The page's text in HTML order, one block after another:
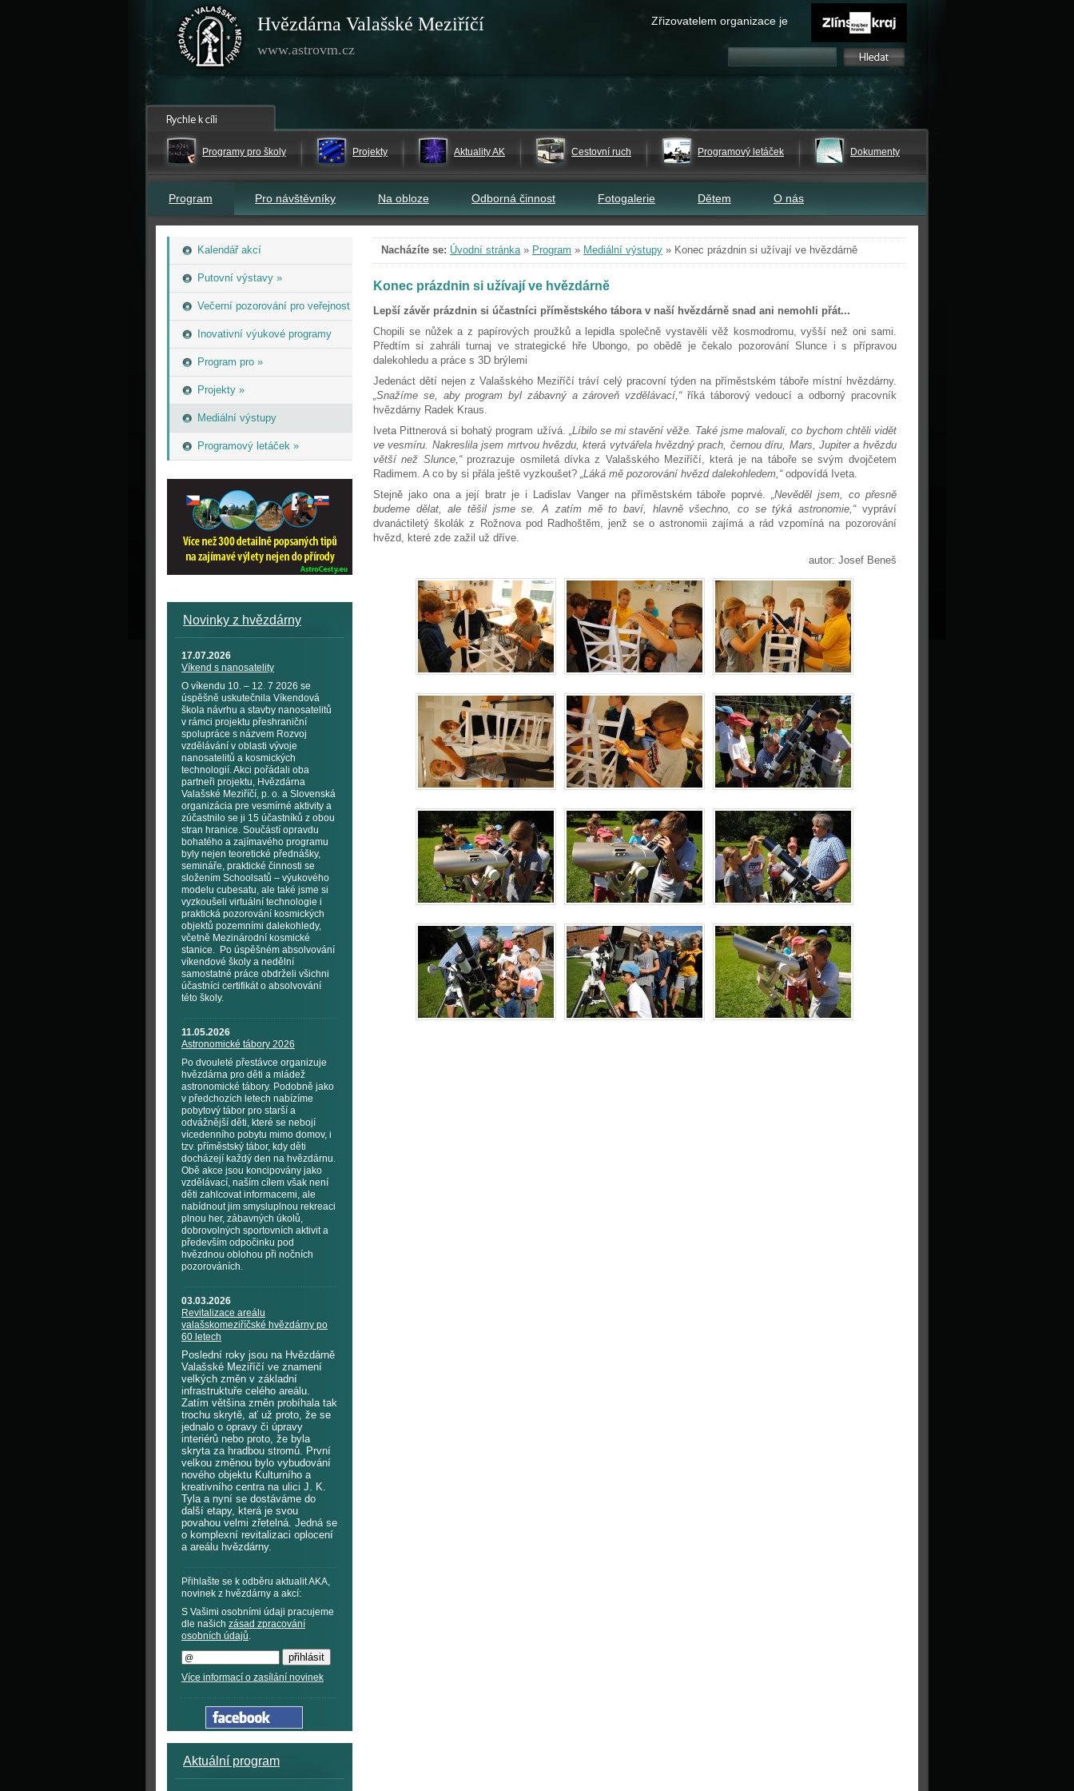
Hvězdárna Valašské Meziříčí
www.astrovm.cz
Zřizovatelem organizace je
Programy pro školy Projekty Aktuality AK Cestovní ruch Programový letáček Dokumenty
Program Pro návštěvníky Na obloze Odborná činnost Fotogalerie Dětem O nás
Kalendář akcí
Putovní výstavy »
Večerní pozorování pro veřejnost
Inovativní výukové programy
Program pro »
Projekty »
Mediální výstupy
Programový letáček »
Novinky z hvězdárny
17.07.2026
Víkend s nanosatelity
O víkendu 10. – 12. 7 2026 se
úspěšně uskutečnila Víkendová
škola návrhu a stavby nanosatelitů
v rámci projektu přeshraniční
spolupráce s názvem Rozvoj
vzdělávání v oblasti vývoje
nanosatelitů a kosmických
technologií. Akci pořádali oba
partneři projektu, Hvězdárna
Valašské Meziříčí, p. o. a Slovenská
organizácia pre vesmírné aktivity a
zúčastnilo se ji 15 účastníků z obou
stran hranice. Součástí opravdu
bohatého a zajímavého programu
byly nejen teoretické přednášky,
semináře, praktické činnosti se
složením Schoolsatů – výukového
modelu cubesatu, ale také jsme si
vyzkoušeli virtuální technologie i
praktická pozorování kosmických
objektů pozemními dalekohledy,
včetně Mezinárodní kosmické
stanice. Po úspěšném absolvování
víkendové školy a nedělní
samostatné práce obdrželi všichni
účastníci certifikát o absolvování
této školy.
11.05.2026
Astronomické tábory 2026
Po dvouleté přestávce organizuje
hvězdárna pro děti a mládež
astronomické tábory. Podobně jako
v předchozích letech nabízíme
pobytový tábor pro starší a
odvážnější děti, které se nebojí
vícedenního pobytu mimo domov, i
tzv. příměstský tábor, kdy děti
docházejí každý den na hvězdárnu.
Obě akce jsou koncipovány jako
vzdělávací, naším cílem však není
děti zahlcovat informacemi, ale
nabídnout jim smysluplnou rekreaci
plnou her, zábavných úkolů,
dobrovolných sportovních aktivit a
především odpočinku pod
hvězdnou oblohou při nočních
pozorováních.
03.03.2026
Revitalizace areálu
valašskomeziříčské hvězdárny po
60 letech
Poslední roky jsou na Hvězdárně
Valašské Meziříčí ve znamení
velkých změn v základní
infrastruktuře celého areálu.
Zatím většina změn probíhala tak
trochu skrytě, ať už proto, že se
jednalo o opravy či úpravy
interiérů nebo proto, že byla
skryta za hradbou stromů. První
velkou změnou bylo vybudování
nového objektu Kulturního a
kreativního centra na ulici J. K.
Tyla a nyní se dostáváme do
další etapy, která je svou
povahou velmi zřetelná. Jedná se
o komplexní revitalizaci oplocení
a areálu hvězdárny.
Přihlašte se k odběru aktualit AKA,
novinek z hvězdárny a akcí:
S Vašimi osobními údaji pracujeme
dle našich zásad zpracování
osobních údajů.
Více informací o zasílání novinek
Aktuální program
Nacházíte se: Úvodní stránka» Program » Mediální výstupy » Konec prázdnin si užívají ve hvězdárně
Konec prázdnin si užívají ve hvězdárně
Lepší závěr prázdnin si účastníci příměstského tábora v naší hvězdárně snad ani nemohli přát...
Chopili se nůžek a z papírových proužků a lepidla společně vystavěli věž kosmodromu, vyšší než oni sami.
Předtím si zahráli turnaj ve strategické hře Ubongo, po obědě je čekalo pozorování Slunce i s přípravou
dalekohledu a práce s 3D brýlemi
Jedenáct dětí nejen z Valašského Meziříčí tráví celý pracovní týden na příměstském táboře místní hvězdárny.
„Snažíme se, aby program byl zábavný a zároveň vzdělávací,“říká táborový vedoucí a odborný pracovník
hvězdárny Radek Kraus.
Iveta Pittnerová si bohatý program užívá. „Líbilo se mi stavění věže. Také jsme malovali, co bychom chtěli vidět
ve vesmíru. Nakreslila jsem mrtvou hvězdu, která vytvářela hvězdný prach, černou díru, Mars, Jupiter a hvězdu
větší než Slunce,“prozrazuje osmiletá dívka z Valašského Meziříčí, která je na táboře se svým dvojčetem
Radimem. A co by si přála ještě vyzkoušet? „Láká mě pozorování hvězd dalekohledem,“ odpovídá Iveta.
Stejně jako ona a její bratr je i Ladislav Vanger na příměstském táboře poprvé. „Nevěděl jsem, co přesně
budeme dělat, ale těšil jsme se. A zatím mě to baví, hlavně všechno, co se týká astronomie,“vypráví
dvanáctiletý školák z Rožnova pod Radhoštěm, jenž se o astronomii zajímá a rád vzpomíná na pozorování
hvězd, které zde zažil už dříve.
autor: Josef Beneš